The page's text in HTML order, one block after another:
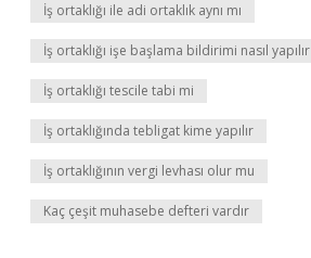
İş ortaklığı ile adi ortaklık aynı mı
İş ortaklığı işe başlama bildirimi nasıl yapılır
İş ortaklığı tescile tabi mi
İş ortaklığında tebligat kime yapılır
İş ortaklığının vergi levhası olur mu
Kaç çeşit muhasebe defteri vardır